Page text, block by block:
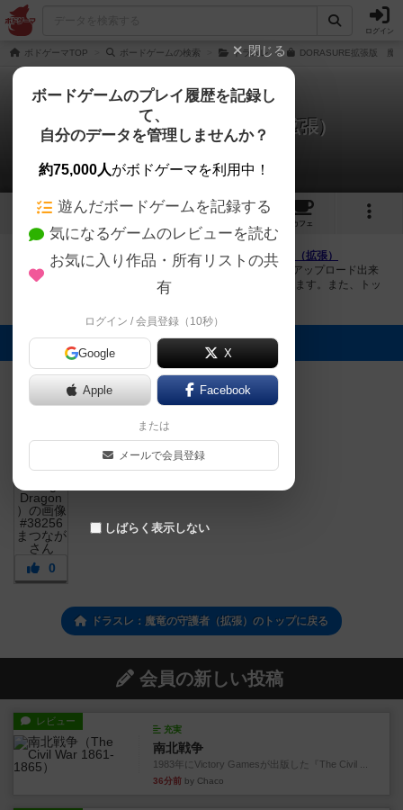
ログイン
ボドゲーマTOP ボードゲームの検索 ドラスレ DORASURE拡張版 魔
ドラスレ：魔竜の守護者（拡張）
1件の画像
1 3
カフェ
ボドゲーマにログインすると、 「ドラスレ：魔竜の守護者（拡張）
（DORASURE: Guardian of Magic Dragon）」 の画像をアップロード出来
たり、他のユーザーの投稿画像に評価を付けることができます。また、トッ
トップに表示される画像
まつなが
0
ドラスレ：魔竜の守護者（拡張）のトップに戻る
会員の新しい投稿
レビュー
充実
南北戦争
1983年にVictory Gamesが出版した『The Civil ...
36分前 by Chaco
閉じる
ボードゲームのプレイ履歴を記録し
て、
自分のデータを管理しませんか？
約75,000人がボドゲーマを利用中！
遊んだボードゲームを記録する
気になるゲームのレビューを読む
お気に入り作品・所有リストの共
有
ログイン / 会員登録（10秒）
Google X
Apple Facebook
または
メールで会員登録
しばらく表示しない